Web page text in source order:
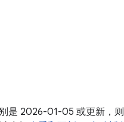
是 2026-01-05 或更新，则